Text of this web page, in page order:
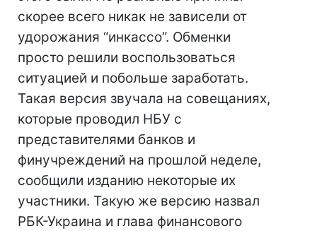
скорее всего никак не зависели от
удорожания “инкассо”. Обменки
просто решили воспользоваться
ситуацией и побольше заработать.
Такая версия звучала на совещаниях,
которые проводил НБУ с
представителями банков и
финучреждений на прошлой неделе,
сообщили изданию некоторые их
участники. Такую же версию назвал
РБК-Украина и глава финансового